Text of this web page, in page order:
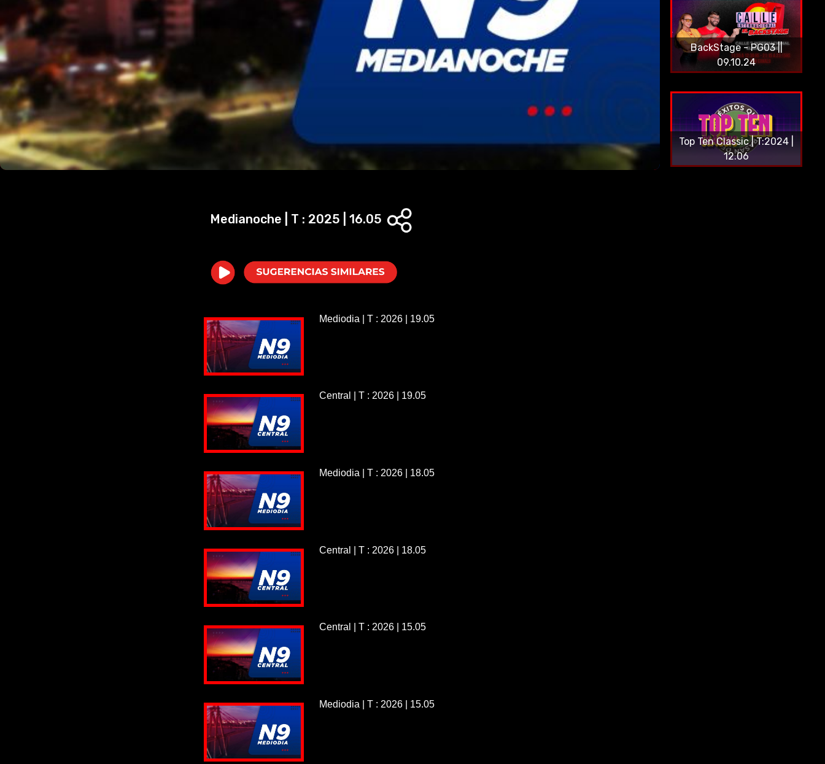
o
BackStage - PG03 ||
09.10.24
Top Ten Classic | T:2024 |
12.06
Medianoche | T : 2025 | 16.05
Mediodia | T : 2026 | 19.05
Central | T : 2026 | 19.05
Mediodia | T : 2026 | 18.05
Central | T : 2026 | 18.05
Central | T : 2026 | 15.05
Mediodia | T : 2026 | 15.05